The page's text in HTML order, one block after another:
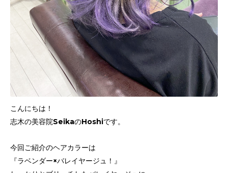
こんにちは！
志木の美容院SeikaのHoshiです。
今回ご紹介のヘアカラーは
『ラベンダー×バレイヤージュ！』